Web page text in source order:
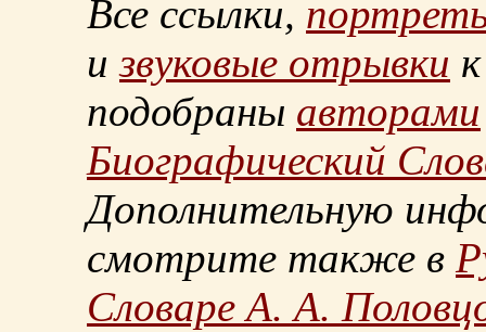
Все ссылки,
извуковые отрывки
подобраны авторами
Биографический
Дополнительную
смотрите также в
Словаре А. А.